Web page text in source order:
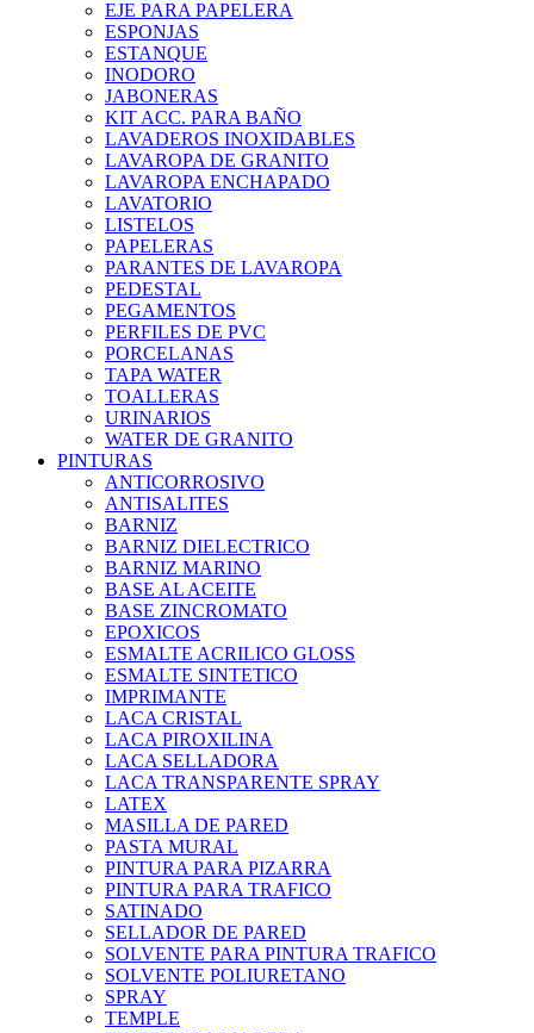
EJE PARA PAPELERA
ESPONJAS
ESTANQUE
INODORO
JABONERAS
KIT ACC. PARA BAÑO
LAVADEROS INOXIDABLES
LAVAROPA DE GRANITO
LAVAROPA ENCHAPADO
LAVATORIO
LISTELOS
PAPELERAS
PARANTES DE LAVAROPA
PEDESTAL
PEGAMENTOS
PERFILES DE PVC
PORCELANAS
TAPA WATER
TOALLERAS
URINARIOS
WATER DE GRANITO
PINTURAS
ANTICORROSIVO
ANTISALITES
BARNIZ
BARNIZ DIELECTRICO
BARNIZ MARINO
BASE AL ACEITE
BASE ZINCROMATO
EPOXICOS
ESMALTE ACRILICO GLOSS
ESMALTE SINTETICO
IMPRIMANTE
LACA CRISTAL
LACA PIROXILINA
LACA SELLADORA
LACA TRANSPARENTE SPRAY
LATEX
MASILLA DE PARED
PASTA MURAL
PINTURA PARA PIZARRA
PINTURA PARA TRAFICO
SATINADO
SELLADOR DE PARED
SOLVENTE PARA PINTURA TRAFICO
SOLVENTE POLIURETANO
SPRAY
TEMPLE